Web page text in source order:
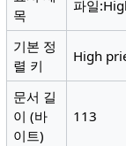
목
파일
기본 정
렬 키
High
문서 길
이 (바
이트)
113